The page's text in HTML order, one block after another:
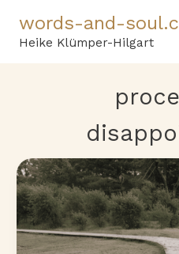
content
words-and-
Heike Klümper-Hilgart